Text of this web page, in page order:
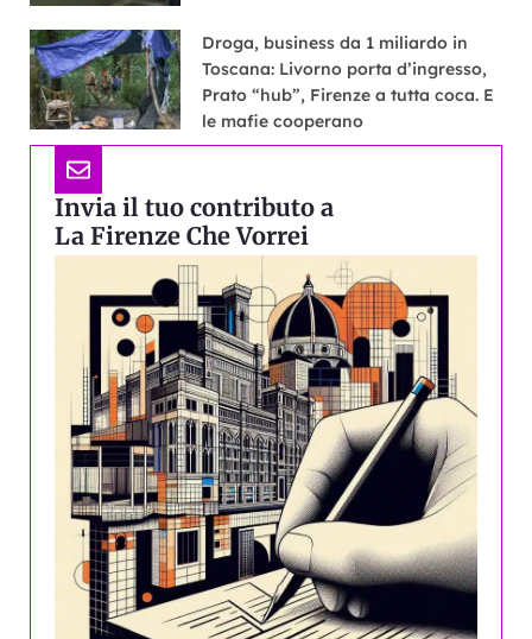
Droga, business da 1 miliardo in
Toscana: Livorno porta d’ingresso,
Prato “hub”, Firenze a tutta coca. E
le mafie cooperano
Invia il tuo contributo a
La Firenze Che Vorrei